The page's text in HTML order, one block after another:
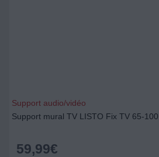
Support audio/vidéo
Support mural TV LISTO Fix TV 65-100
59,99€